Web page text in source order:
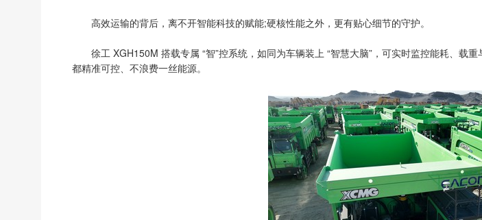
高效运输的背后，离不开智能科技的赋能;硬核性能之外，更有贴心细节的守护。
徐工 XGH150M 搭载专属 “智”控系统，如同为车辆装上 “智慧大脑”，可实时监控能耗、载
都精准可控、不浪费一丝能源。